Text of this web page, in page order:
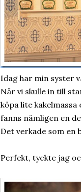
Idag har min syster
När vi skulle in till
köpa lite
fanns nämligen en
Det verkade som en
Perfekt, tyckte jag